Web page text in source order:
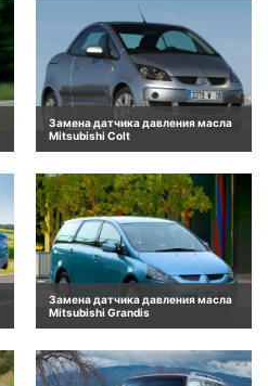
Замена датчика давления масла
Mitsubishi Colt
Замена датчика давления масла
Mitsubishi Grandis